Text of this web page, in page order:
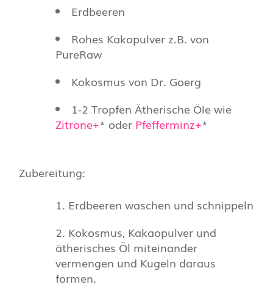
Erdbeeren
Rohes Kakopulver z.B. von
PureRaw
Kokosmus von Dr. Goerg
1-2 Tropfen Ätherische Öle wie
Zitrone+* oder Pfefferminz+*
Zubereitung:
Erdbeeren waschen und schnippeln
Kokosmus, Kakaopulver und
ätherisches Öl miteinander
vermengen und Kugeln daraus
formen.